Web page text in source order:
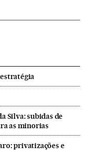
Silva: subidas de
as minorias
privatizações e